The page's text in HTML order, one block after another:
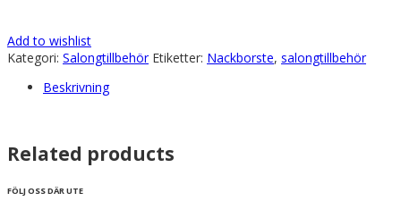
Add to wishlist
Kategori: Salongtillbehör Etiketter: Nackborste, salongtillbehör
Beskrivning
Related products
FÖLJ OSS DÄR UTE